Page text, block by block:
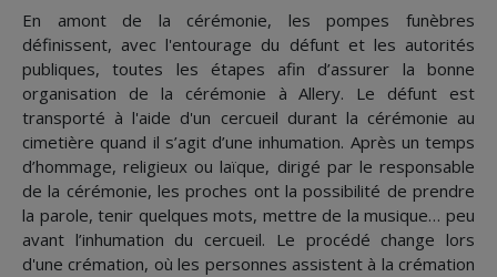
En amont de la cérémonie, les pompes funèbres
définissent, avec l'entourage du défunt et les autorités
publiques, toutes les étapes afin d’assurer la bonne
organisation de la cérémonie à Allery. Le défunt est
transporté à l'aide d'un cercueil durant la cérémonie au
cimetière quand il s’agit d’une inhumation. Après un temps
d’hommage, religieux ou laïque, dirigé par le responsable
de la cérémonie, les proches ont la possibilité de prendre
la parole, tenir quelques mots, mettre de la musique… peu
avant l’inhumation du cercueil. Le procédé change lors
d'une crémation, où les personnes assistent à la crémation